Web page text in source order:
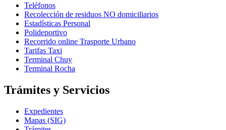
Teléfonos
Recolección de residuos NO domiciliarios
Estadísticas Personal
Polideportivo
Recorrido online Trasporte Urbano
Tarifas Taxi
Terminal Chuy
Terminal Rocha
Trámites y Servicios
Expedientes
Mapas (SIG)